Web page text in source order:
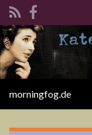
morningfog.de